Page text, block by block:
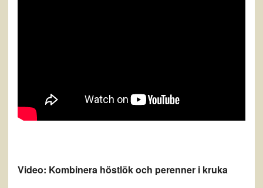
Video: Kombinera höstlök och perenner i kruka